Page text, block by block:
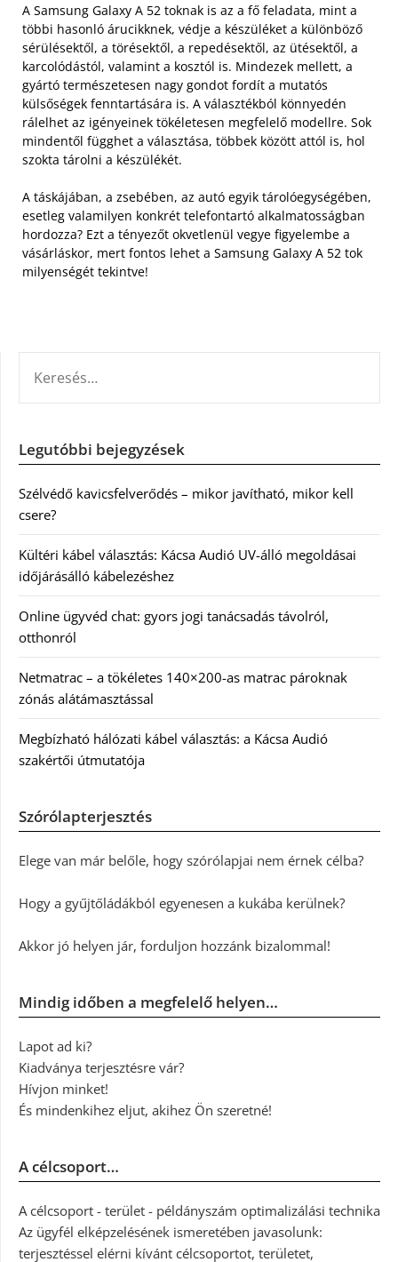
A Samsung Galaxy A 52 toknak is az a fő feladata, mint a
többi hasonló árucikknek, védje a készüléket a különböző
sérülésektől, a törésektől, a repedésektől, az ütésektől, a
karcolódástól, valamint a kosztól is. Mindezek mellett, a
gyártó természetesen nagy gondot fordít a mutatós
külsőségek fenntartására is. A választékból könnyedén
rálelhet az igényeinek tökéletesen megfelelő modellre. Sok
mindentől függhet a választása, többek között attól is, hol
szokta tárolni a készülékét.
A táskájában, a zsebében, az autó egyik tárolóegységében,
esetleg valamilyen konkrét telefontartó alkalmatosságban
hordozza? Ezt a tényezőt okvetlenül vegye figyelembe a
vásárláskor, mert fontos lehet a Samsung Galaxy A 52 tok
milyenségét tekintve!
Legutóbbi bejegyzések
Szélvédő kavicsfelverődés – mikor javítható, mikor kell
csere?
Kültéri kábel választás: Kácsa Audió UV-álló megoldásai
időjárásálló kábelezéshez
Online ügyvéd chat: gyors jogi tanácsadás távolról,
otthonról
Netmatrac – a tökéletes 140×200-as matrac pároknak
zónás alátámasztással
Megbízható hálózati kábel választás: a Kácsa Audió
szakértői útmutatója
Szórólapterjesztés
Elege van már belőle, hogy szórólapjai nem érnek célba?
Hogy a gyűjtőládákból egyenesen a kukába kerülnek?
Akkor jó helyen jár, forduljon hozzánk bizalommal!
Mindig időben a megfelelő helyen…
Lapot ad ki?
Kiadványa terjesztésre vár?
Hívjon minket!
És mindenkihez eljut, akihez Ön szeretné!
A célcsoport…
A célcsoport - terület - példányszám optimalizálási technika
Az ügyfél elképzelésének ismeretében javasolunk:
terjesztéssel elérni kívánt célcsoportot, területet,